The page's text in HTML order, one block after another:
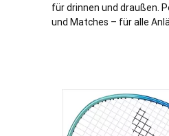
für drinnen und draußen.
und Matches – für alle